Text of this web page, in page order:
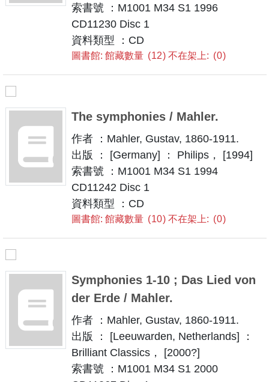
索書號 ：M1001 M34 S1 1996
CD11230 Disc 1
資料類型 ：CD
圖書館: 館藏數量 12 不在架上: 0
The symphonies / Mahler.
作者 ：Mahler, Gustav, 1860-1911.
出版 ： [Germany] ： Philips， [1994]
索書號 ：M1001 M34 S1 1994
CD11242 Disc 1
資料類型 ：CD
圖書館: 館藏數量 10 不在架上: 0
Symphonies 1-10 ; Das Lied von
der Erde / Mahler.
作者 ：Mahler, Gustav, 1860-1911.
出版 ： [Leeuwarden, Netherlands] ：
Brilliant Classics， [2000?]
索書號 ：M1001 M34 S1 2000